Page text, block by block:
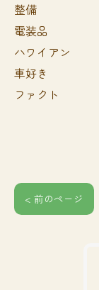
整備
電装品
ハワイアン
車好き
ファクト
< 前のページ